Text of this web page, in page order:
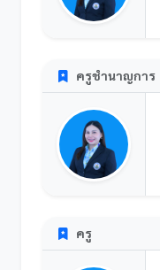
ครูชำนาญการ
ครู